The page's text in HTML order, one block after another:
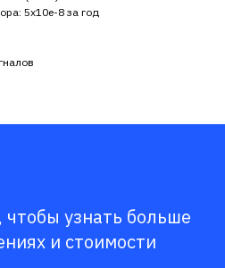
5x10e-8 за год
узнать больше
и стоимости